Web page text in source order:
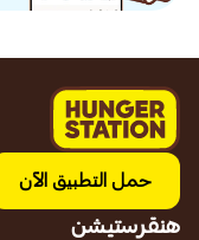
حمل التطبيق الآن
هنقرستيشن